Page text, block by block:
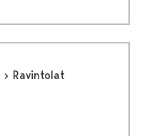
Ravintolat